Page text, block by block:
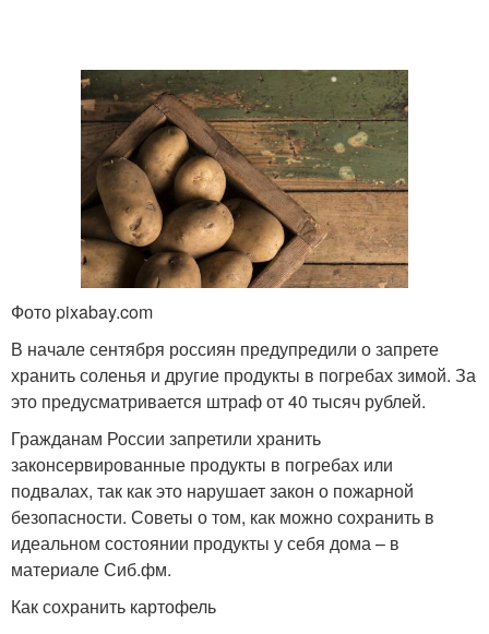
Фото pixabay.com
В начале сентября россиян предупредили о запрете
хранить соленья и другие продукты в погребах зимой. За
это предусматривается штраф от 40 тысяч рублей.
Гражданам России запретили хранить
законсервированные продукты в погребах или
подвалах, так как это нарушает закон о пожарной
безопасности. Советы о том, как можно сохранить в
идеальном состоянии продукты у себя дома – в
материале Сиб.фм.
Как сохранить картофель